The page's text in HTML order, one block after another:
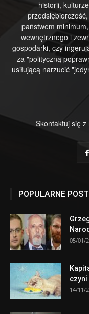
historii,
państwem
wewnętrznego i
gospodarki, czy
za "polityczną
usiłującą narzucić
Skontaktuj się z
POPULARNE
05/01/
czyni
14/11/